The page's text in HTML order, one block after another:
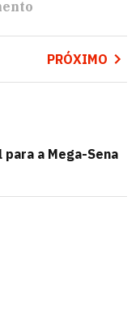
PRÓXIMO
a Mega-Sena